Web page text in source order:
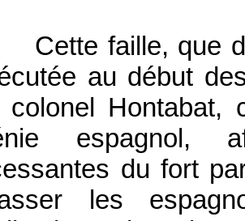
faille, que
au début
colonel Hontabat,
espagnol,
du fort
les